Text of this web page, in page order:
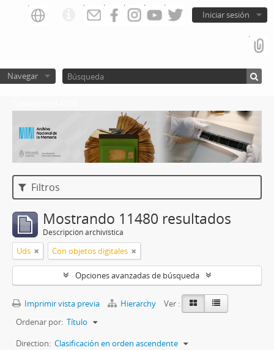
Iniciar sesión
Navegar
Filtros
Mostrando 11480 resultados
Descripción archivística
Uds Con objetos digitales
Opciones avanzadas de búsqueda
Imprimir vista previa Hierarchy
Ver :
Ordenar por: Título
Direction: Clasificación en orden ascendente